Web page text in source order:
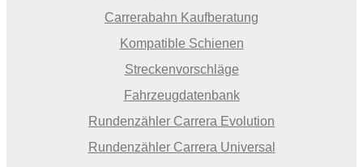
Carrerabahn Kaufberatung
Kompatible Schienen
Streckenvorschläge
Fahrzeugdatenbank
Rundenzähler Carrera Evolution
Rundenzähler Carrera Universal